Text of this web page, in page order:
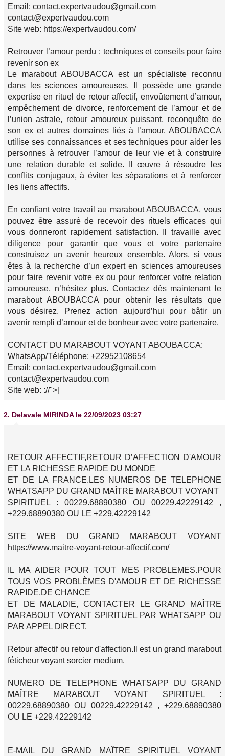
Email: contact.expertvaudou@gmail.com
contact@expertvaudou.com
Site web: https://expertvaudou.com/
Retrouver l’amour perdu : techniques et conseils pour faire
revenir son ex
Le marabout ABOUBACCA est un spécialiste reconnu
dans les sciences amoureuses. Il possède une grande
expertise en rituel de retour affectif, envoûtement d’amour,
empêchement de divorce, renforcement de l’amour et de
l’union astrale, retour amoureux puissant, reconquête de
son ex et autres domaines liés à l’amour. ABOUBACCA
utilise ses connaissances et ses techniques pour aider les
personnes à retrouver l’amour de leur vie et à construire
une relation durable et solide. Il œuvre à résoudre les
conflits conjugaux, à éviter les séparations et à renforcer
les liens affectifs.
En confiant votre travail au marabout ABOUBACCA, vous
pouvez être assuré de recevoir des rituels efficaces qui
vous donneront rapidement satisfaction. Il travaille avec
diligence pour garantir que vous et votre partenaire
construisez un avenir heureux ensemble. Alors, si vous
êtes à la recherche d’un expert en sciences amoureuses
pour faire revenir votre ex ou pour renforcer votre relation
amoureuse, n’hésitez plus. Contactez dès maintenant le
marabout ABOUBACCA pour obtenir les résultats que
vous désirez. Prenez action aujourd’hui pour bâtir un
avenir rempli d’amour et de bonheur avec votre partenaire.
CONTACT DU MARABOUT VOYANT ABOUBACCA:
WhatsApp/Téléphone: +22952108654
Email: contact.expertvaudou@gmail.com
contact@expertvaudou.com
Site web: ://">[
2. Delavale MIRINDA le 22/09/2023 03:27
RETOUR AFFECTIF,RETOUR D’AFFECTION D'AMOUR
ET LA RICHESSE RAPIDE DU MONDE
ET DE LA FRANCE.LES NUMEROS DE TELEPHONE
WHATSAPP DU GRAND MAÎTRE MARABOUT VOYANT
SPIRITUEL : 00229.68890380 OU 00229.42229142 ,
+229.68890380 OU LE +229.42229142
SITE WEB DU GRAND MARABOUT VOYANT
https://www.maitre-voyant-retour-affectif.com/
IL MA AIDER POUR TOUT MES PROBLEMES.POUR
TOUS VOS PROBLÈMES D'AMOUR ET DE RICHESSE
RAPIDE,DE CHANCE
ET DE MALADIE, CONTACTER LE GRAND MAÎTRE
MARABOUT VOYANT SPIRITUEL PAR WHATSAPP OU
PAR APPEL DIRECT.
Retour affectif ou retour d'affection.Il est un grand marabout
féticheur voyant sorcier medium.
NUMERO DE TELEPHONE WHATSAPP DU GRAND
MAÎTRE MARABOUT VOYANT SPIRITUEL :
00229.68890380 OU 00229.42229142 , +229.68890380
OU LE +229.42229142
E-MAIL DU GRAND MAÎTRE SPIRITUEL VOYANT